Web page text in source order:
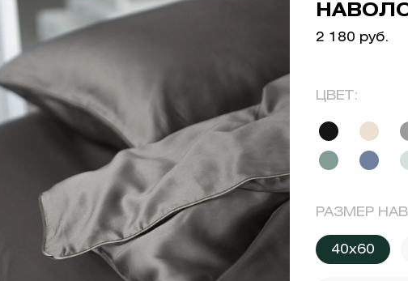
2 180 руб.
ЦВЕТ:
РАЗМЕР
40x60